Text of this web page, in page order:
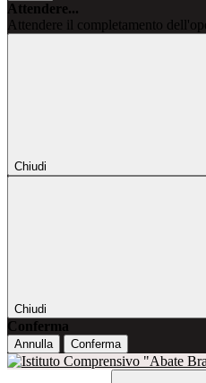
Attendere...
Attendere il completamento
Chiudi
Chiudi
Conferma
Annulla Conferma